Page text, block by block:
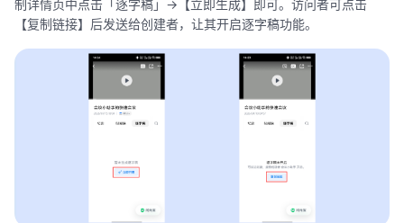
制详情页中点击「逐字稿」->【立即生成】即可。访问者可点击
【复制链接】后发送给创建者，让其开启逐字稿功能。